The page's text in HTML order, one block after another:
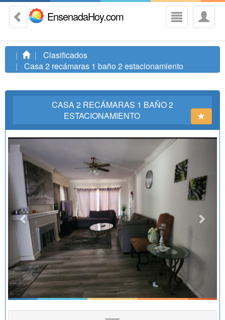
EnsenadaHoy.com
Clasificados
Casa 2 recámaras 1 baño 2 estacionamiento
CASA 2 RECÁMARAS 1 BAÑO 2
ESTACIONAMIENTO
Previous Next